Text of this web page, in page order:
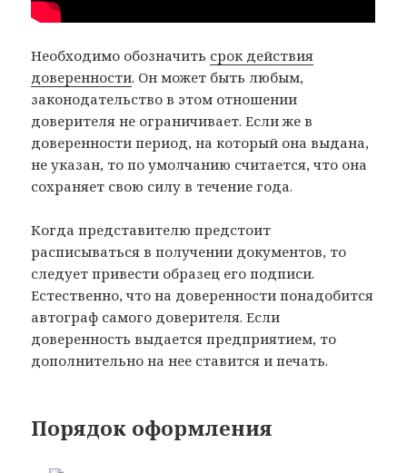
Необходимо обозначить срок действия
доверенности. Он может быть любым,
законодательство в этом отношении
доверителя не ограничивает. Если же в
доверенности период, на который она выдана,
не указан, то по умолчанию считается, что она
сохраняет свою силу в течение года.
Когда представителю предстоит
расписываться в получении документов, то
следует привести образец его подписи.
Естественно, что на доверенности понадобится
автограф самого доверителя. Если
доверенность выдается предприятием, то
дополнительно на нее ставится и печать.
Порядок оформления